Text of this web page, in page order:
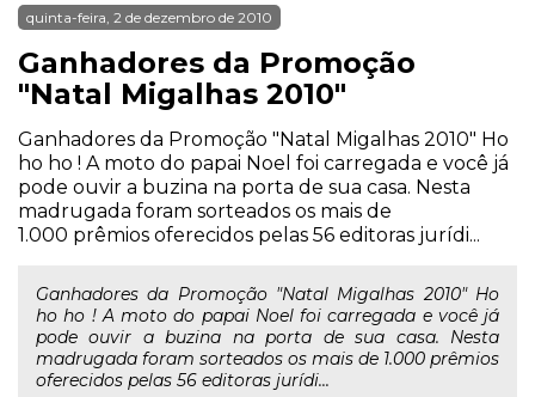
quinta-feira, 2 de dezembro de 2010
Ganhadores da Promoção
"Natal Migalhas 2010"
Ganhadores da Promoção "Natal Migalhas 2010" Ho
ho ho ! A moto do papai Noel foi carregada e você já
pode ouvir a buzina na porta de sua casa. Nesta
madrugada foram sorteados os mais de
1.000 prêmios oferecidos pelas 56 editoras jurídi...
Ganhadores da Promoção "Natal Migalhas 2010" Ho
ho ho ! A moto do papai Noel foi carregada e você já
pode ouvir a buzina na porta de sua casa. Nesta
madrugada foram sorteados os mais de 1.000 prêmios
oferecidos pelas 56 editoras jurídi...